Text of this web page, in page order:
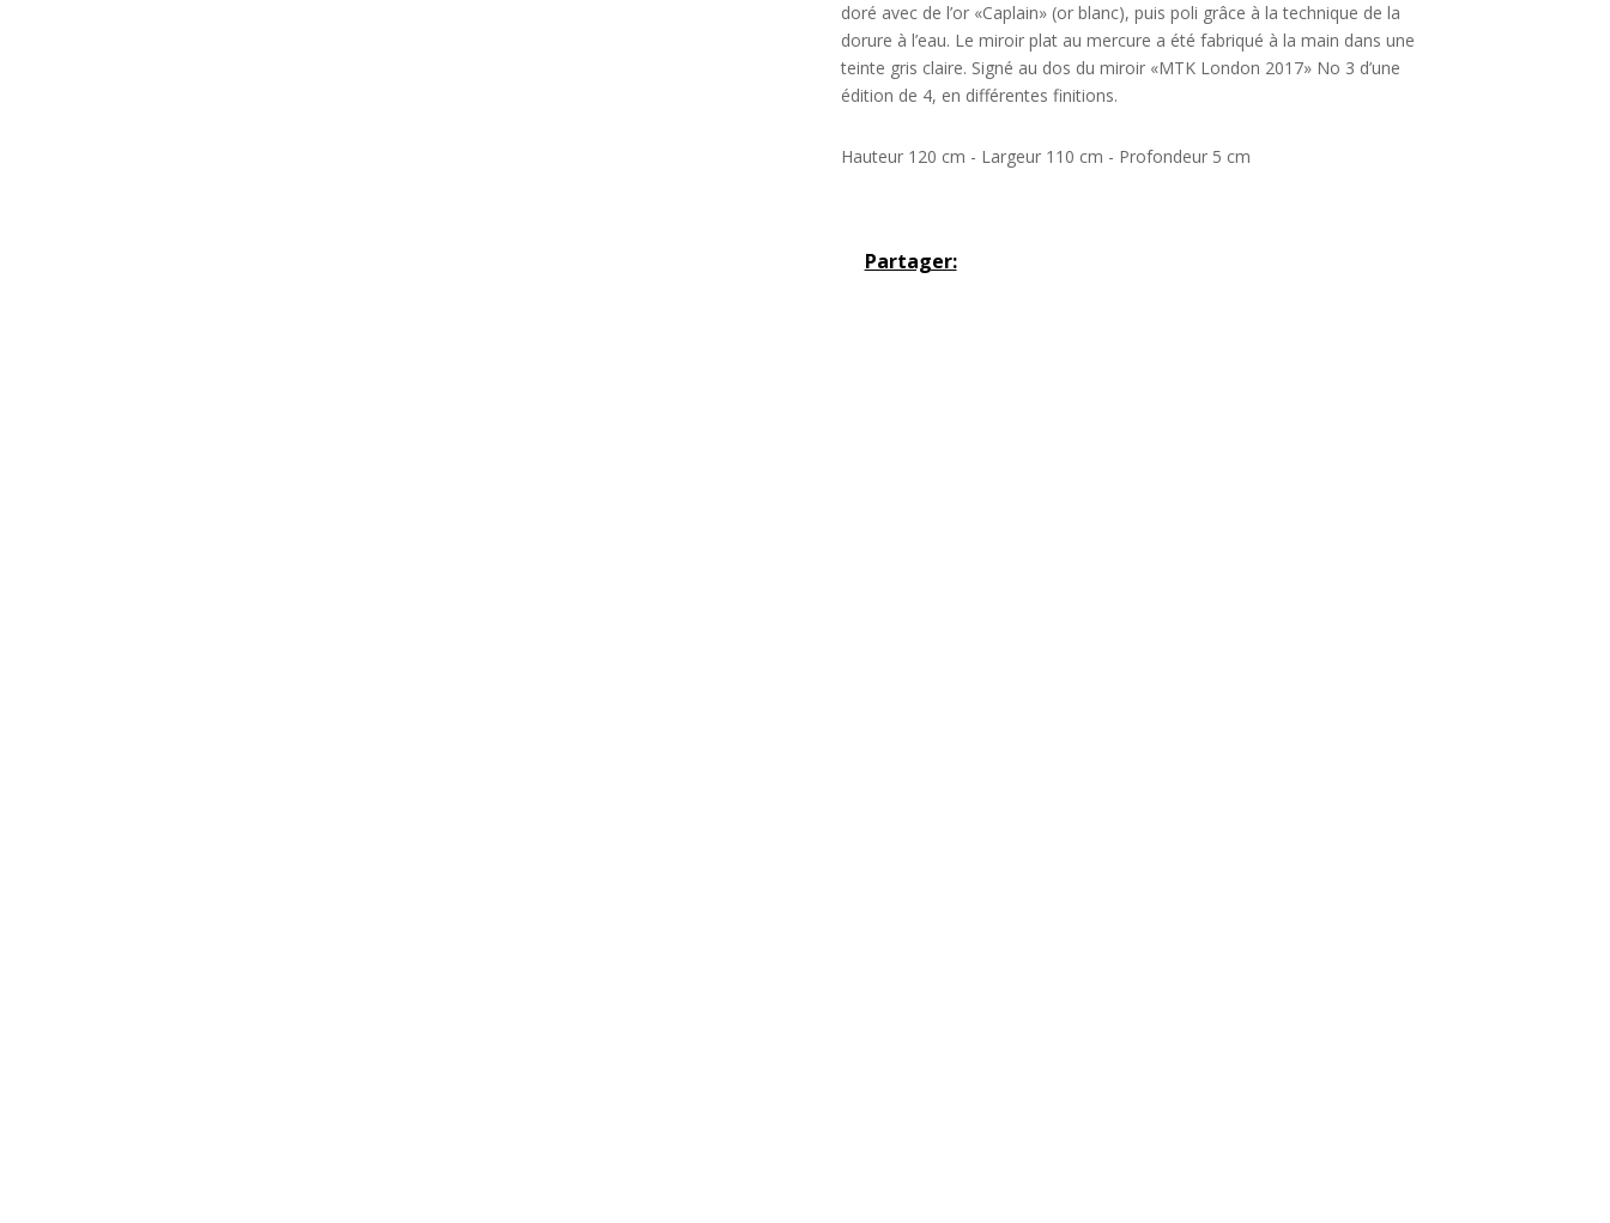
doré avec de l’or «Caplain» (or blanc), puis poli grâce à la technique de la
dorure à l’eau. Le miroir plat au mercure a été fabriqué à la main dans une
teinte gris claire. Signé au dos du miroir «MTK London 2017» No 3 d’une
édition de 4, en différentes finitions.
Hauteur 120 cm - Largeur 110 cm - Profondeur 5 cm
Partager: